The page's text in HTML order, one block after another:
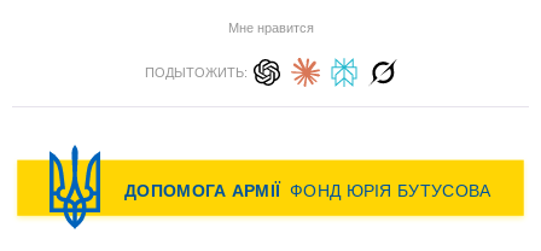
Мне нравится
ПОДЫТОЖИТЬ: